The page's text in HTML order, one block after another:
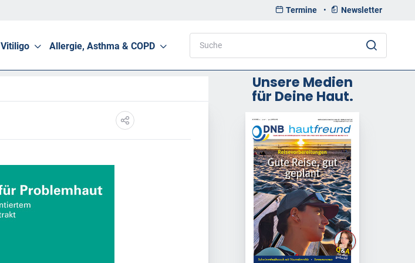
Termine • Newsletter
Vitiligo Allergie, Asthma & COPD
Unsere Medien
für Deine Haut.